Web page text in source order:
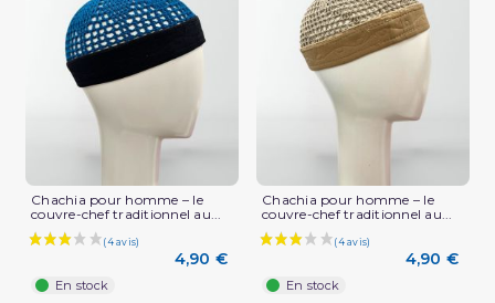
(4 avis)
Chachia pour homme – le
couvre-chef traditionnel au...
4,90 €
En stock
Chachia pour homme – le
couvre-chef traditionnel au...
4,90 €
En stock